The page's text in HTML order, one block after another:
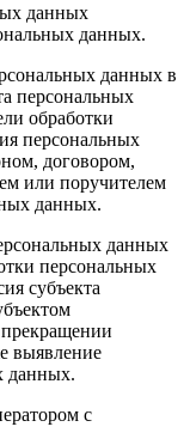
данных
данных.
данных в
персональных
обработки
персональных
договором,
или поручителем
данных.
данных
персональных
субъекта
выявление
данных.
с